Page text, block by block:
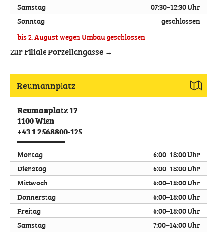
Samstag
07:30–12:30 Uhr
Sonntag
geschlossen
bis 2. August wegen Umbau geschlossen
Zur Filiale Porzellangasse →
Reumannplatz
Reumanplatz 17
1100Wien
+43 1 2568800-125
Montag
6:00–18:00 Uhr
Dienstag
6:00–18:00 Uhr
Mittwoch
6:00–18:00 Uhr
Donnerstag
6:00–18:00 Uhr
Freitag
6:00–18:00 Uhr
Samstag
7:00–14:00 Uhr